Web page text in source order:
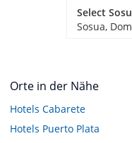
Sosua,
Orte in der Nähe
Hotels Cabarete
Hotels Puerto Plata